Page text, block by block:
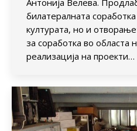
Антонија Велева.
билатералната
културата, но и
за соработка во областа
реализација на проекти…